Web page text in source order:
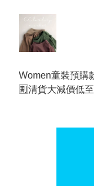
Women童裝預購
🈹清貨大減價低